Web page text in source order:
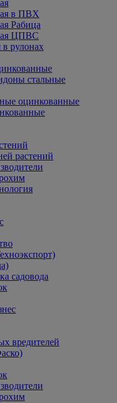
в ПВХ
Рабица
ЦПВС
в рулонах
стальные
оцинкованные
растений
садовода
вредителей